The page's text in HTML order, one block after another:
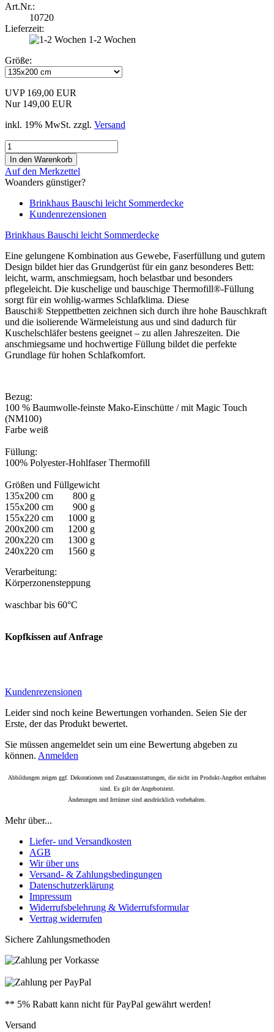
Art.Nr.:
10720
Lieferzeit:
1-2 Wochen
Größe:
UVP 169,00 EUR
Nur 149,00 EUR
inkl. 19% MwSt. zzgl. Versand
Auf den Merkzettel
Woanders günstiger?
Brinkhaus Bauschi leicht Sommerdecke
Kundenrezensionen
Brinkhaus Bauschi leicht Sommerdecke
Eine gelungene Kombination aus Gewebe, Faserfüllung und gutem
Design bildet hier das Grundgerüst für ein ganz besonderes Bett:
leicht, warm, anschmiegsam, hoch belastbar und besonders
pflegeleicht. Die kuschelige und bauschige Thermofill®-Füllung
sorgt für ein wohlig-warmes Schlafklima. Diese
Bauschi® Steppettbetten zeichnen sich durch ihre hohe Bauschkraft
und die isolierende Wärmeleistung aus und sind dadurch für
Kuschelschläfer bestens geeignet – zu allen Jahreszeiten. Die
anschmiegsame und hochwertige Füllung bildet die perfekte
Grundlage für hohen Schlafkomfort.
Bezug:
100 % Baumwolle-feinste Mako-Einschütte / mit Magic Touch
(NM100)
Farbe weiß
Füllung:
100% Polyester-Hohlfaser Thermofill
Größen und Füllgewicht
135x200 cm 800 g
155x200 cm 900 g
155x220 cm 1000 g
200x200 cm 1200 g
200x220 cm 1300 g
240x220 cm 1560 g
Verarbeitung:
Körperzonensteppung
waschbar bis 60°C
Kopfkissen auf Anfrage
Kundenrezensionen
Leider sind noch keine Bewertungen vorhanden. Seien Sie der
Erste, der das Produkt bewertet.
Sie müssen angemeldet sein um eine Bewertung abgeben zu
können. Anmelden
Abbildungen zeigen ggf. Dekorationen und Zusatzausstattungen, die nicht im Produkt-Angebot enthalten
sind. Es gilt der Angebotstext.
Änderungen und Irrtümer sind ausdrücklich vorbehalten.
Mehr über...
Liefer- und Versandkosten
AGB
Wir über uns
Versand- & Zahlungsbedingungen
Datenschutzerklärung
Impressum
Widerrufsbelehrung & Widerrufsformular
Vertrag widerrufen
Sichere Zahlungsmethoden
** 5% Rabatt kann nicht für PayPal gewährt werden!
Versand